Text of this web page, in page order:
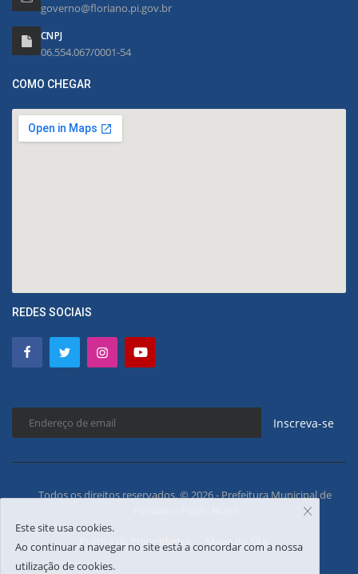
governo@floriano.pi.gov.br
CNPJ
06.554.067/0001-54
COMO CHEGAR
REDES SOCIAIS
Inscreva-se
Todos os direitos reservados. © 2026 - Prefeitura Municipal de
Política de Privacidades Mapa do Site
Este site usa cookies.
Ao continuar a navegar no site está a concordar com a nossa
utilização de cookies.